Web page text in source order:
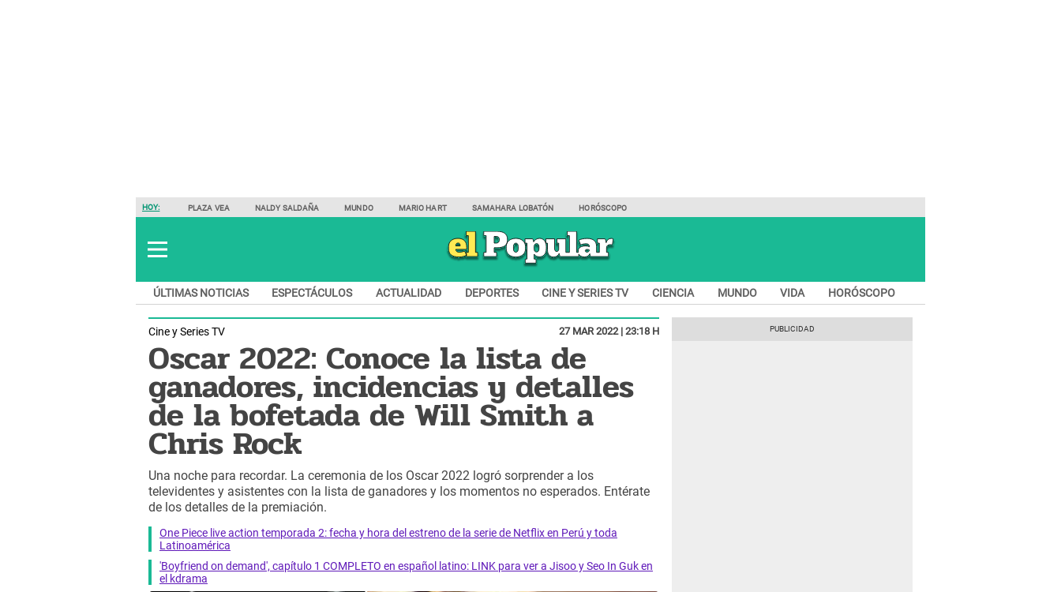
HOY: PLAZA VEA NALDY SALDAÑA MUNDO MARIO HART SAMAHARA LOBATÓN HORÓSCOPO
ÚLTIMAS NOTICIAS ESPECTÁCULOS ACTUALIDAD DEPORTES CINE Y SERIES TV CIENCIA MUNDO VIDA HORÓSCOPO
Cine y Series TV 27 MAR 2022 | 23:18 H
Oscar 2022: Conoce la lista de
ganadores, incidencias y detalles
de la bofetada de Will Smith a
Chris Rock
Una noche para recordar. La ceremonia de los Oscar 2022 logró sorprender a los
televidentes y asistentes con la lista de ganadores y los momentos no esperados. Entérate
de los detalles de la premiación.
One Piece live action temporada 2: fecha y hora del estreno de la serie de Netflix en Perú y toda
Latinoamérica
'Boyfriend on demand', capítulo 1 COMPLETO en español latino: LINK para ver a Jisoo y Seo In Guk en
el kdrama